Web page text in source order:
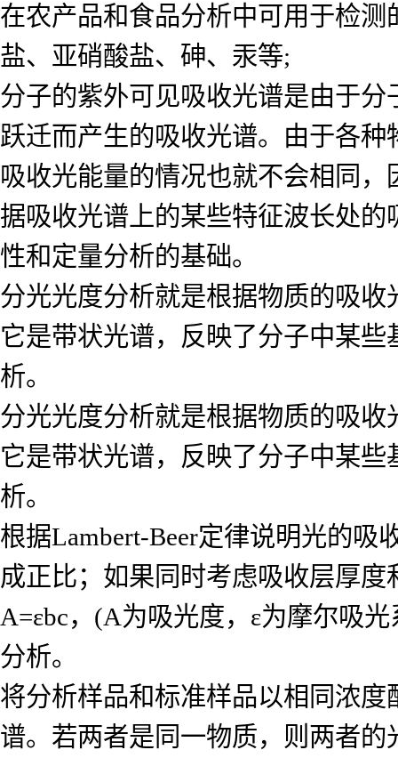
在农产品和食品分析中可用于检
盐、亚硝酸盐、砷、汞等;
分子的紫外可见吸收光谱是由于
跃迁而产生的吸收光谱。由于各
吸收光能量的情况也就不会相同
据吸收光谱上的某些特征波长处
性和定量分析的基础。
分光光度分析就是根据物质的吸
它是带状光谱，反映了分子中某
析。
分光光度分析就是根据物质的吸
它是带状光谱，反映了分子中某
析。
根据Lambert-Beer定律说明光的
成正比；如果同时考虑吸收层厚
A=εbc，(A为吸光度，ε为摩尔吸
分析。
将分析样品和标准样品以相同浓
谱。若两者是同一物质，则两者